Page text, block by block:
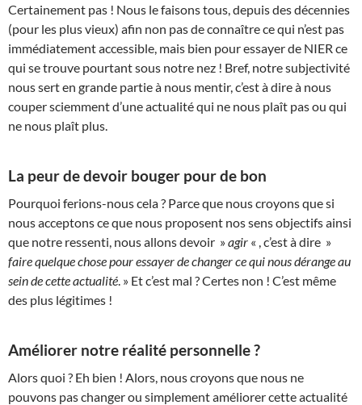
Certainement pas ! Nous le faisons tous, depuis des décennies
(pour les plus vieux) afin non pas de connaître ce qui n’est pas
immédiatement accessible, mais bien pour essayer de NIER ce
qui se trouve pourtant sous notre nez ! Bref, notre subjectivité
nous sert en grande partie à nous mentir, c’est à dire à nous
couper sciemment d’une actualité qui ne nous plaît pas ou qui
ne nous plaît plus.
La peur de devoir bouger pour de bon
Pourquoi ferions-nous cela ? Parce que nous croyons que si
nous acceptons ce que nous proposent nos sens objectifs ainsi
que notre ressenti, nous allons devoir »agir « , c’est à dire »
faire quelque chose pour essayer de changer ce qui nous dérange au
sein de cette actualité . » Et c’est mal ? Certes non ! C’est même
des plus légitimes !
Améliorer notre réalité personnelle ?
Alors quoi ? Eh bien ! Alors, nous croyons que nous ne
pouvons pas changer ou simplement améliorer cette actualité